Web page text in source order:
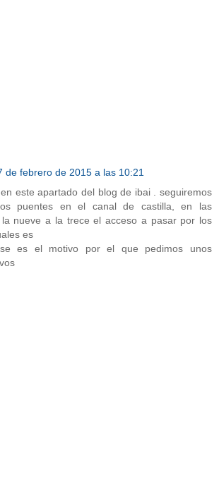
de febrero de 2015 a las 10:21
este apartado del blog de ibai . seguiremos
puentes en el canal de castilla, en las
nueve a la trece el acceso a pasar por los
es
es el motivo por el que pedimos unos